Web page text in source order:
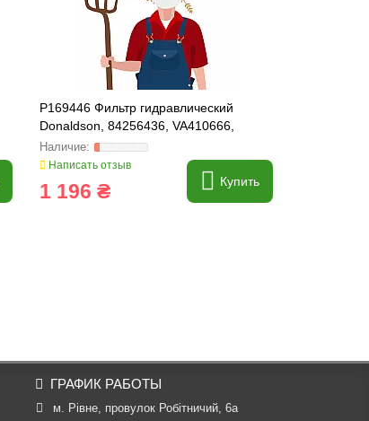
P169446 Фильтр гидравлический
Donaldson, 84256436, VA410666,
324626A1
Написать отзыв
1 196 ₴ Купить
ГРАФИК РАБОТЫ
м. Рівне, провулок Робітничий, 6а